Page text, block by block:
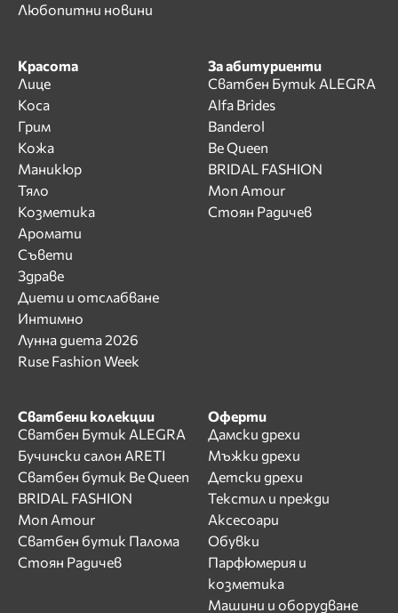
Любопитни новини
Красота
Лице
Коса
Грим
Кожа
Маникюр
Тяло
Козметика
Аромати
Съвети
Здраве
Диети и отслабване
Интимно
Лунна диета 2026
Ruse Fashion Week
За абитуриенти
Сватбен Бутик ALEGRA
Alfa Brides
Banderol
Be Queen
BRIDAL FASHION
Mon Amour
Стоян Радичев
Сватбени колекции
Сватбен Бутик ALEGRA
Бучински салон ARETI
Сватбен бутик Be Queen
BRIDAL FASHION
Mon Amour
Сватбен бутик Палома
Стоян Радичев
Оферти
Дамски дрехи
Мъжки дрехи
Детски дрехи
Текстил и прежди
Аксесоари
Обувки
Парфюмерия и
козметика
Машини и оборудване